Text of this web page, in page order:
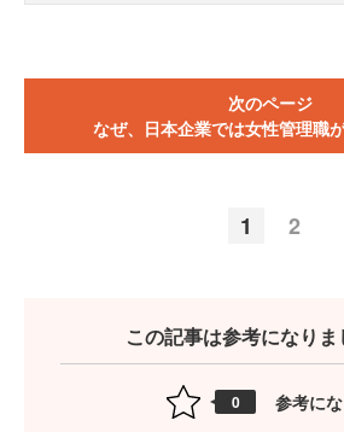
次のページ
なぜ、日本企業では女性管理職
1 2
この記事は参考になりま
0 参考に